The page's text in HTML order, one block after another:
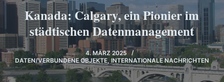
a
t
p
r
Kanada: Calgary, ein Pionier im
städtischen Datenmanagement
4. MÄRZ 2025
DATEN/VERBUNDENE OBJEKTE, INTERNATIONALE NACHRICHTEN